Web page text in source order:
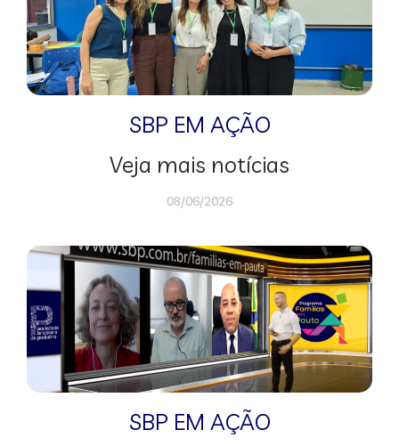
SBP EM AÇÃO
Veja mais notícias
08/06/2026
SBP EM AÇÃO